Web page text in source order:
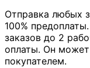
Отправка любых
100%
заказов до 2
оплаты. Он
покупателем.